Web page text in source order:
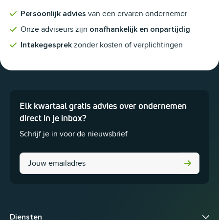
Persoonlijk advies van een ervaren ondernemer
Onze adviseurs zijn onafhankelijk en onpartijdig
Intakegesprek zonder kosten of verplichtingen
Elk kwartaal gratis advies over ondernemen
direct in je inbox?
Schrijf je in voor de nieuwsbrief
Dit veld is bedoeld voor validatiedoeleinden en moet niet worden
Diensten